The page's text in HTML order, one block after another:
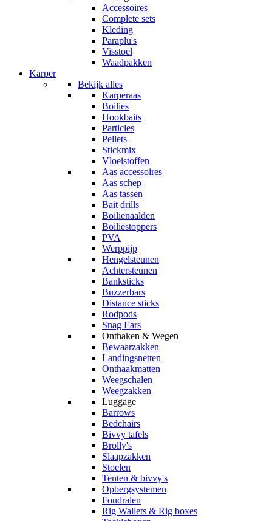
Accessoires
Complete sets
Kleding
Paraplu's
Visstoel
Waadpakken
Karper
Bekijk alles
Karperaas
Boilies
Hookbaits
Particles
Pellets
Stickmix
Vloeistoffen
Aas accessoires
Aas schep
Aas tassen
Bait drills
Boilienaalden
Boiliestoppers
PVA
Werppijp
Hengelsteunen
Achtersteunen
Banksticks
Buzzerbars
Distance sticks
Rodpods
Snag Ears
Onthaken & Wegen
Bewaarzakken
Landingsnetten
Onthaakmatten
Weegschalen
Weegzakken
Luggage
Barrows
Bedchairs
Bivvy tafels
Brolly's
Slaapzakken
Stoelen
Tenten & bivvy's
Opbergsystemen
Foudralen
Rig Wallets & Rig boxes